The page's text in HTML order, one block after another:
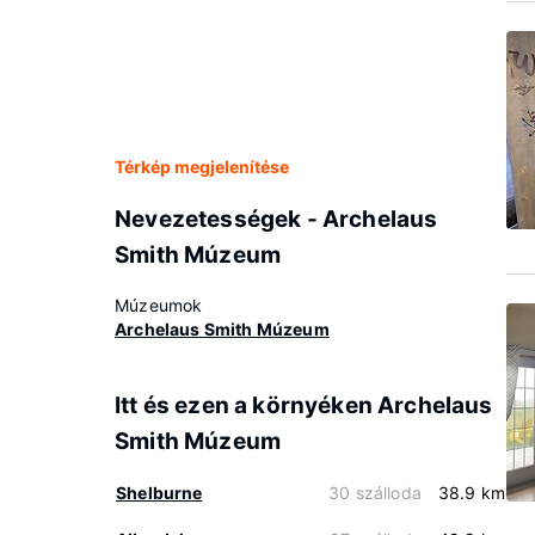
Térkép megjelenítése
Nevezetességek - Archelaus
Smith Múzeum
Múzeumok
Archelaus Smith Múzeum
Itt és ezen a környéken Archelaus
Smith Múzeum
Shelburne 30 szálloda 38.9 km